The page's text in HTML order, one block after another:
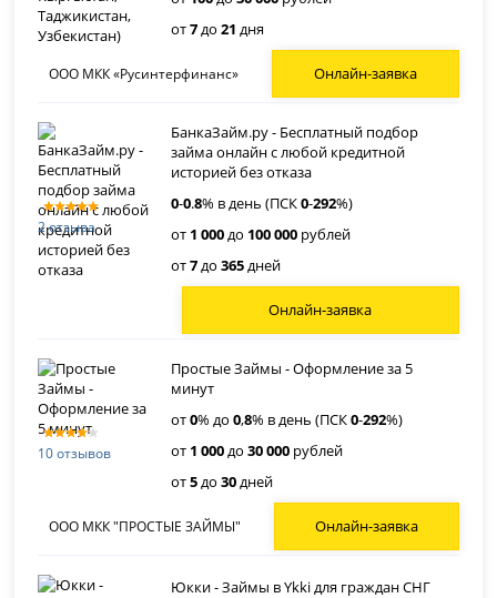
от7до21 дня
ООО МКК «Русинтерфинанс» Онлайн-заявка
2 отзыва
БанкаЗайм.ру - Бесплатный подбор
займа онлайн с любой кредитной
историей без отказа
0-0.8% в день (ПСК0-292%)
от 1 000до 100 000 рублей
от7до365дней
Онлайн-заявка
10 отзывов
Простые Займы - Оформление за 5
минут
от0% до0,8% в день (ПСК0-292%)
от 1 000до30 000 рублей
от5до30дней
ООО МКК "ПРОСТЫЕ ЗАЙМЫ" Онлайн-заявка
Юкки - Займы в Ykki для граждан СНГ